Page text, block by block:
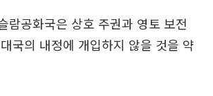
람공화국은 상호 주권과 영토 보전
국의 내정에 개입하지 않을 것을 약